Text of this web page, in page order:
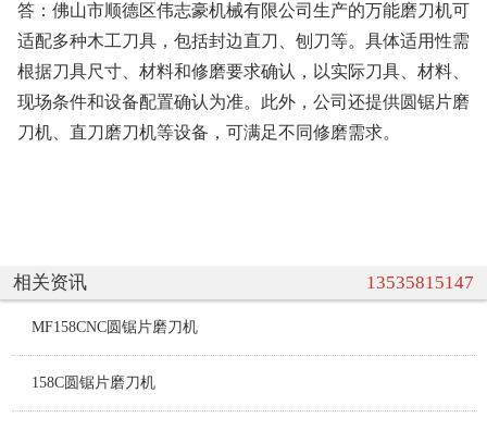
答：佛山市顺德区伟志豪机械有限公司生产的万能磨刀机可
适配多种木工刀具，包括封边直刀、刨刀等。具体适用性需
根据刀具尺寸、材料和修磨要求确认，以实际刀具、材料、
现场条件和设备配置确认为准。此外，公司还提供圆锯片磨
刀机、直刀磨刀机等设备，可满足不同修磨需求。
相关资讯 13535815147
MF158CNC圆锯片磨刀机
158C圆锯片磨刀机